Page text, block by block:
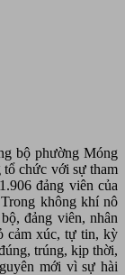
bộ phường Móng
chức với sự tham
đảng viên của
không khí nô
đảng viên, nhân
cảm xúc, tự tin, kỳ
trúng, kịp thời,
mới vì sự hài